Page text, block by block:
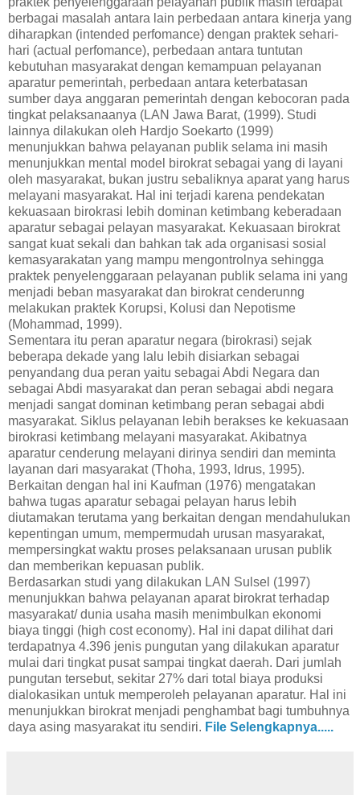
berbagai masalah antara lain perbedaan antara kinerja yang
diharapkan (intended perfomance) dengan praktek sehari-
hari (actual perfomance), perbedaan antara tuntutan
kebutuhan masyarakat dengan kemampuan pelayanan
aparatur pemerintah, perbedaan antara keterbatasan
sumber daya anggaran pemerintah dengan kebocoran pada
tingkat pelaksanaanya (LAN Jawa Barat, (1999). Studi
lainnya dilakukan oleh Hardjo Soekarto (1999)
menunjukkan bahwa pelayanan publik selama ini masih
menunjukkan mental model birokrat sebagai yang di layani
oleh masyarakat, bukan justru sebaliknya aparat yang harus
melayani masyarakat. Hal ini terjadi karena pendekatan
kekuasaan birokrasi lebih dominan ketimbang keberadaan
aparatur sebagai pelayan masyarakat. Kekuasaan birokrat
sangat kuat sekali dan bahkan tak ada organisasi sosial
kemasyarakatan yang mampu mengontrolnya sehingga
praktek penyelenggaraan pelayanan publik selama ini yang
menjadi beban masyarakat dan birokrat cenderunng
melakukan praktek Korupsi, Kolusi dan Nepotisme
(Mohammad, 1999).
Sementara itu peran aparatur negara (birokrasi) sejak
beberapa dekade yang lalu lebih disiarkan sebagai
penyandang dua peran yaitu sebagai Abdi Negara dan
sebagai Abdi masyarakat dan peran sebagai abdi negara
menjadi sangat dominan ketimbang peran sebagai abdi
masyarakat. Siklus pelayanan lebih berakses ke kekuasaan
birokrasi ketimbang melayani masyarakat. Akibatnya
aparatur cenderung melayani dirinya sendiri dan meminta
layanan dari masyarakat (Thoha, 1993, Idrus, 1995).
Berkaitan dengan hal ini Kaufman (1976) mengatakan
bahwa tugas aparatur sebagai pelayan harus lebih
diutamakan terutama yang berkaitan dengan mendahulukan
kepentingan umum, mempermudah urusan masyarakat,
mempersingkat waktu proses pelaksanaan urusan publik
dan memberikan kepuasan publik.
Berdasarkan studi yang dilakukan LAN Sulsel (1997)
menunjukkan bahwa pelayanan aparat birokrat terhadap
masyarakat/ dunia usaha masih menimbulkan ekonomi
biaya tinggi (high cost economy). Hal ini dapat dilihat dari
terdapatnya 4.396 jenis pungutan yang dilakukan aparatur
mulai dari tingkat pusat sampai tingkat daerah. Dari jumlah
pungutan tersebut, sekitar 27% dari total biaya produksi
dialokasikan untuk memperoleh pelayanan aparatur. Hal ini
menunjukkan birokrat menjadi penghambat bagi tumbuhnya
daya asing masyarakat itu sendiri. File Selengkapnya.....